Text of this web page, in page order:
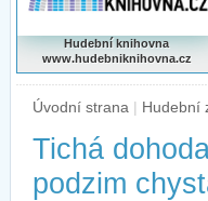
Hudební knihovna
www.hudebniknihovna.cz
Úvodní strana | Hudební
Tichá
podzim